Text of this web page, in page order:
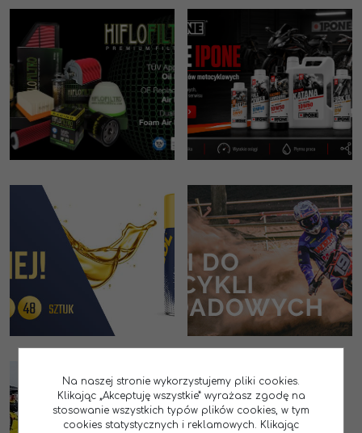
Na naszej stronie wykorzystujemy pliki cookies.
Klikając „Akceptuję wszystkie” wyrażasz zgodę na
stosowanie wszystkich typów plików cookies, w tym
cookies statystycznych i reklamowych. Klikając